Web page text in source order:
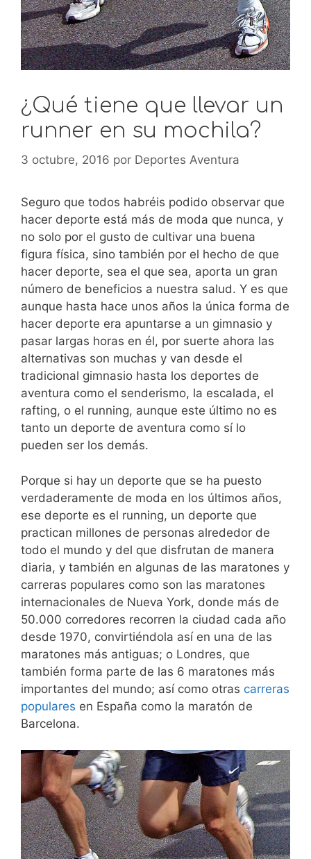
¿Qué tiene que llevar un
runner en su mochila?
3 octubre, 2016 por Deportes Aventura
Seguro que todos habréis podido observar que
hacer deporte está más de moda que nunca, y
no solo por el gusto de cultivar una buena
figura física, sino también por el hecho de que
hacer deporte, sea el que sea, aporta un gran
número de beneficios a nuestra salud. Y es que
aunque hasta hace unos años la única forma de
hacer deporte era apuntarse a un gimnasio y
pasar largas horas en él, por suerte ahora las
alternativas son muchas y van desde el
tradicional gimnasio hasta los deportes de
aventura como el senderismo, la escalada, el
rafting, o el running, aunque este último no es
tanto un deporte de aventura como sí lo
pueden ser los demás.
Porque si hay un deporte que se ha puesto
verdaderamente de moda en los últimos años,
ese deporte es el running, un deporte que
practican millones de personas alrededor de
todo el mundo y del que disfrutan de manera
diaria, y también en algunas de las maratones y
carreras populares como son las maratones
internacionales de Nueva York, donde más de
50.000 corredores recorren la ciudad cada año
desde 1970, convirtiéndola así en una de las
maratones más antiguas; o Londres, que
también forma parte de las 6 maratones más
importantes del mundo; así como otras carreras
populares en España como la maratón de
Barcelona.